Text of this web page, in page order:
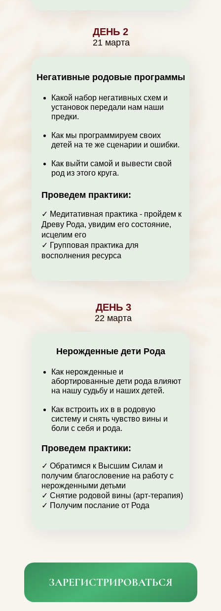
ДЕНЬ 2
Негативные родовые программы
Какой набор негативных схем и
установок передали нам наши
предки.
Как мы программируем своих
детей на те же сценарии и ошибки.
Как выйти самой и вывести свой
род из этого круга.
ДЕНЬ 3
Нерожденные дети Рода
Как нерожденные и
абортированные дети рода влияют
на нашу судьбу и наших детей.
Как встроить их в в родовую
систему и снять чувство вины и
боли с себя и рода.
Проведем практики:
Проведем практики:
✓ Обратимся к Высшим Силам и
получим благословение на работу с
нерожденными детьми
✓ Снятие родовой вины (арт-терапия)
✓ Получим послание от Рода
✓ Медитативная практика - пройдем к
Древу Рода, увидим его состояние,
исцелим его
✓ Групповая практика для
восполнения ресурса
22 марта
21 марта
ЗАРЕГИСТРИРОВАТЬСЯ